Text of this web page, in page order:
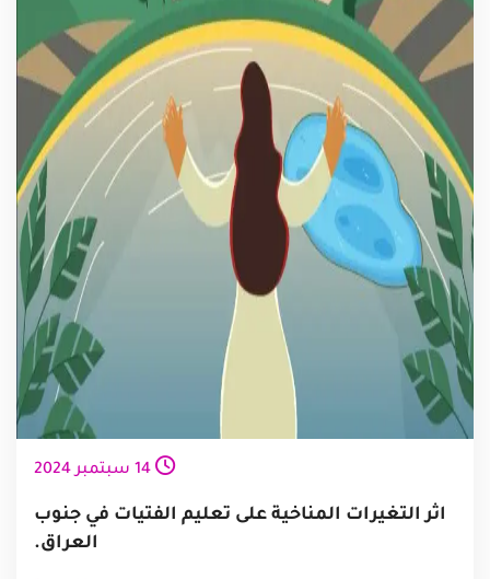
14 سبتمبر 2024
اثر التغيرات المناخية على تعليم الفتيات في جنوب
العراق.